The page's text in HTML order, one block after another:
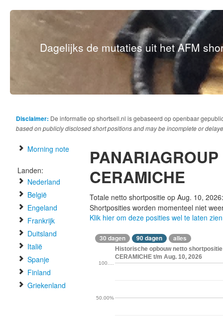
Dagelijks de mutaties uit het AFM
Disclaimer: De informatie op shortsell.nl is gebaseerd op openbaar
based on publicly disclosed short positions and may be incomplete or
Morning note
Landen:
Nederland
België
Engeland
Frankrijk
Duitsland
Italië
Spanje
Finland
Griekenland
CERAMICHE
Totale netto shortpositie op Aug. 10,
Shortposities worden momenteel niet
Klik hier om deze posities wel te laten zien
30 dagen 90 dagen alles
Historische opbouw netto
CERAMICHE t/m Aug. 10, 2026
50.00%
100.…